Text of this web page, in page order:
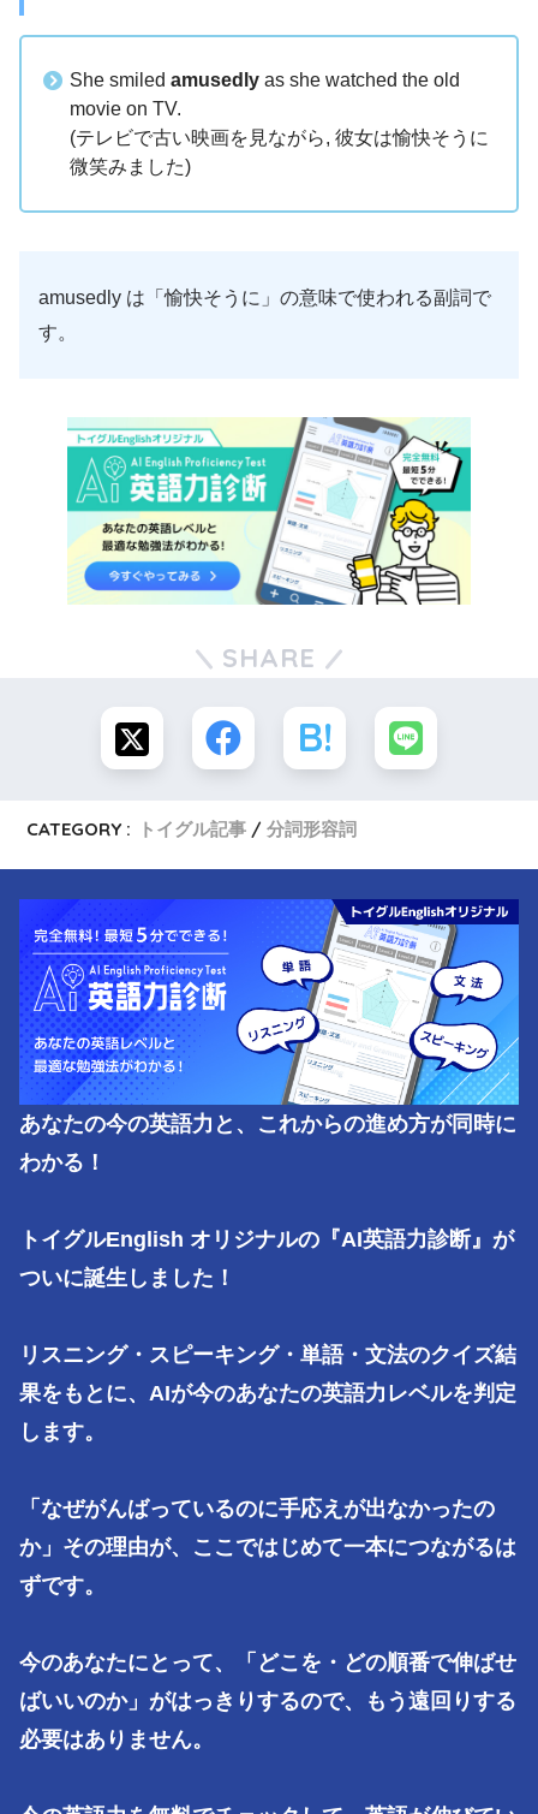
She smiled amusedly as she watched the old
movie on TV.
(テレビで古い映画を見ながら, 彼女は愉快そうに
微笑みました)
amusedly は「愉快そうに」の意味で使われる副詞で
す。
SHARE
CATEGORY : トイグル記事 分詞形容詞
あなたの今の英語力と、これからの進め方が同時に
わかる！
トイグルEnglish オリジナルの『AI英語力診断』が
ついに誕生しました！
リスニング・スピーキング・単語・文法のクイズ結
果をもとに、AIが今のあなたの英語力レベルを判定
します。
「なぜがんばっているのに手応えが出なかったの
か」その理由が、ここではじめて一本につながるは
ずです。
今のあなたにとって、「どこを・どの順番で伸ばせ
ばいいのか」がはっきりするので、もう遠回りする
必要はありません。